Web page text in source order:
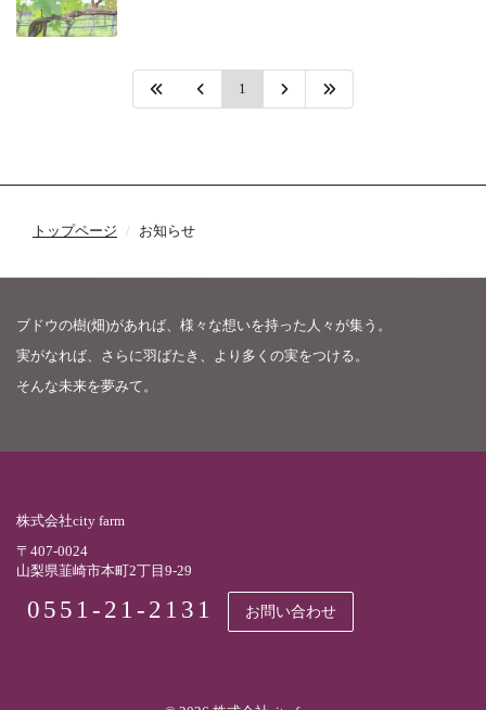
1
トップページ お知らせ
ブドウの樹(畑)があれば、様々な想いを持った人々が集う。
実がなれば、さらに羽ばたき、より多くの実をつける。
そんな未来を夢みて。
株式会社city farm
〒407-0024
山梨県韮崎市本町2丁目9-29
0551-21-2131 お問い合わせ